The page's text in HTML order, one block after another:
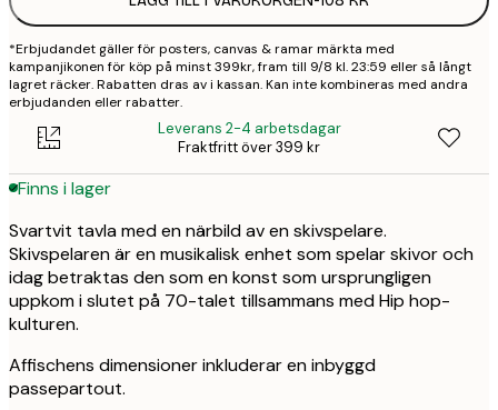
*Erbjudandet gäller för posters, canvas & ramar märkta med
kampanjikonen för köp på minst 399kr, fram till 9/8 kl. 23:59 eller så långt
lagret räcker. Rabatten dras av i kassan. Kan inte kombineras med andra
erbjudanden eller rabatter.
Leverans 2-4 arbetsdagar
Fraktfritt över 399 kr
Finns i lager
Svartvit tavla med en närbild av en skivspelare.
Skivspelaren är en musikalisk enhet som spelar skivor och
idag betraktas den som en konst som ursprungligen
uppkom i slutet på 70-talet tillsammans med Hip hop-
kulturen.
Affischens dimensioner inkluderar en inbyggd
passepartout.